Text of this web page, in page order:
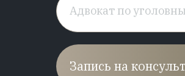
Запись на